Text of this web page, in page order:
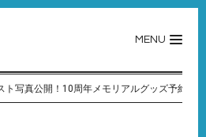
MENU
ト写真公開！10周年メモリアルグッズ予約開